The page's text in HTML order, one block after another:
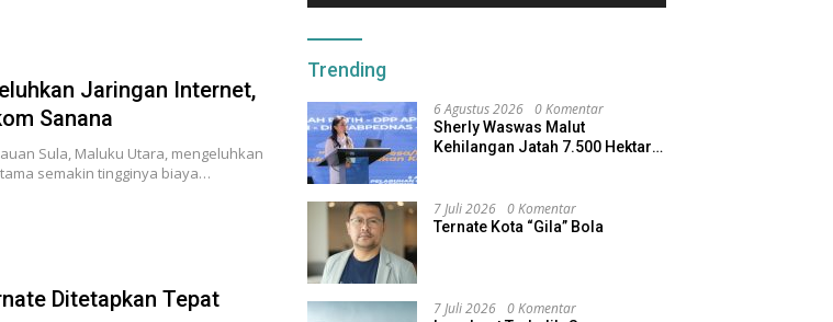
Jaringan Internet,
Sanana
Sula, Maluku Utara, mengeluhkan
semakin tingginya biaya…
Ditetapkan Tepat
Trending
6 Agustus 2026 0 Komentar
Sherly Waswas Malut
Kehilangan Jatah 7.500 Hektare
7 Juli 2026 0 Komentar
Ternate Kota “Gila” Bola
7 Juli 2026 0 Komentar